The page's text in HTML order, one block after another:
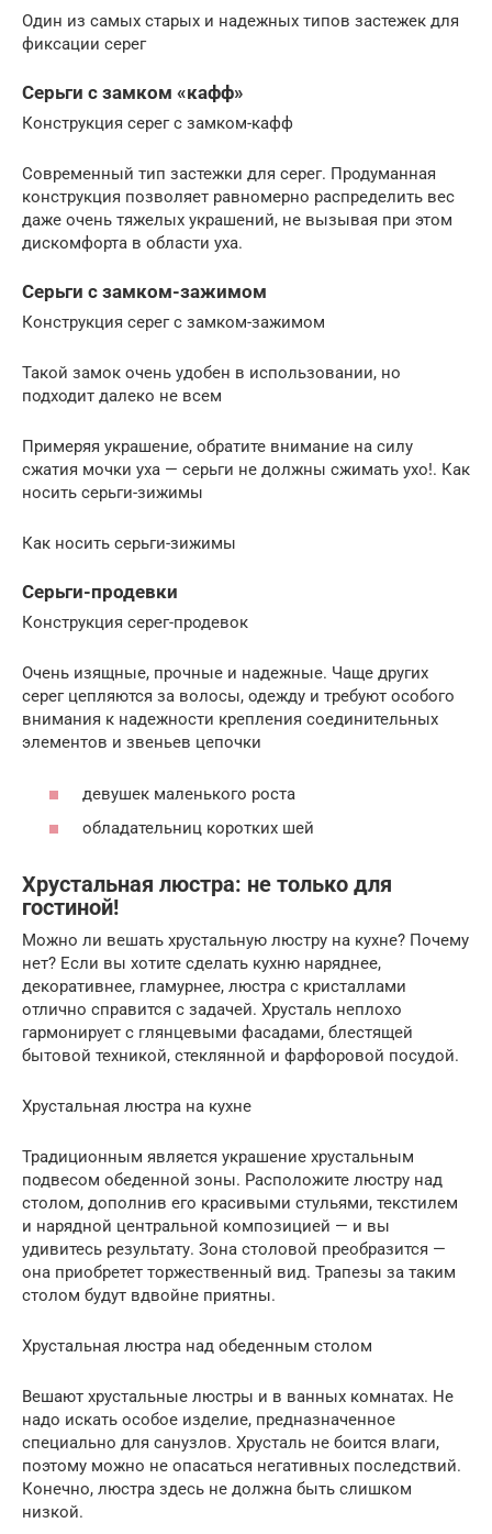
Один из самых старых и надежных типов застежек для
фиксации серег
Серьги с замком «кафф»
Конструкция серег с замком-кафф
Современный тип застежки для серег. Продуманная
конструкция позволяет равномерно распределить вес
даже очень тяжелых украшений, не вызывая при этом
дискомфорта в области уха.
Серьги с замком-зажимом
Конструкция серег с замком-зажимом
Такой замок очень удобен в использовании, но
подходит далеко не всем
Примеряя украшение, обратите внимание на силу
сжатия мочки уха — серьги не должны сжимать ухо!. Как
носить серьги-зижимы
Как носить серьги-зижимы
Серьги-продевки
Конструкция серег-продевок
Очень изящные, прочные и надежные. Чаще других
серег цепляются за волосы, одежду и требуют особого
внимания к надежности крепления соединительных
элементов и звеньев цепочки
девушек маленького роста
обладательниц коротких шей
Хрустальная люстра: не только для
гостиной!
Можно ли вешать хрустальную люстру на кухне? Почему
нет? Если вы хотите сделать кухню наряднее,
декоративнее, гламурнее, люстра с кристаллами
отлично справится с задачей. Хрусталь неплохо
гармонирует с глянцевыми фасадами, блестящей
бытовой техникой, стеклянной и фарфоровой посудой.
Хрустальная люстра на кухне
Традиционным является украшение хрустальным
подвесом обеденной зоны. Расположите люстру над
столом, дополнив его красивыми стульями, текстилем
и нарядной центральной композицией — и вы
удивитесь результату. Зона столовой преобразится —
она приобретет торжественный вид. Трапезы за таким
столом будут вдвойне приятны.
Хрустальная люстра над обеденным столом
Вешают хрустальные люстры и в ванных комнатах. Не
надо искать особое изделие, предназначенное
специально для санузлов. Хрусталь не боится влаги,
поэтому можно не опасаться негативных последствий.
Конечно, люстра здесь не должна быть слишком
низкой.